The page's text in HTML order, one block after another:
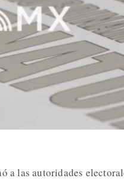
a las autoridades